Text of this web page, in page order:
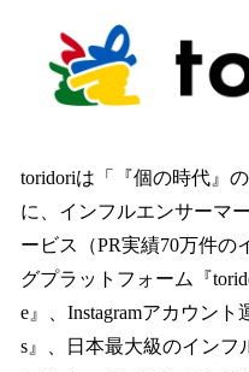
toridoriは「『個の時代』
に、インフルエンサーマ
ービス（PR実績70万件の
グプラットフォーム『
e』、Instagramアカウン
s』、日本最大級のインフ